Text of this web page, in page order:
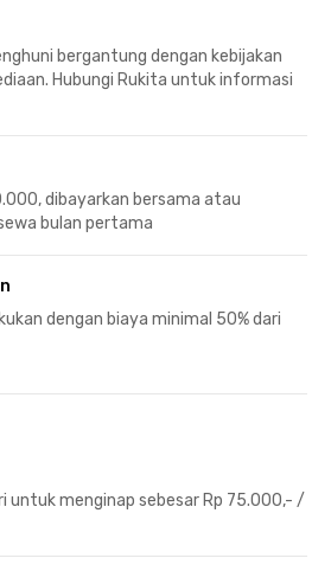
bergantung dengan kebijakan
Hubungi Rukita untuk informasi
dibayarkan bersama atau
bulan pertama
dengan biaya minimal 50% dari
untuk menginap sebesar Rp 75.000,- /